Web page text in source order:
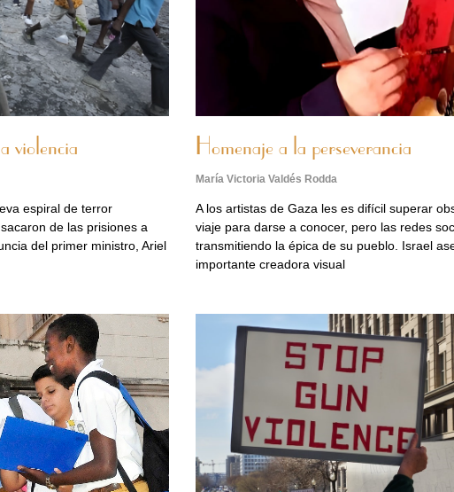
violencia
espiral de terror
de las prisiones a
del primer ministro, Ariel
Homenaje a la perseverancia
María Victoria Valdés Rodda
A los artistas de Gaza les es difícil superar
viaje para darse a conocer, pero las redes
transmitiendo la épica de su pueblo. Israel
importante creadora visual